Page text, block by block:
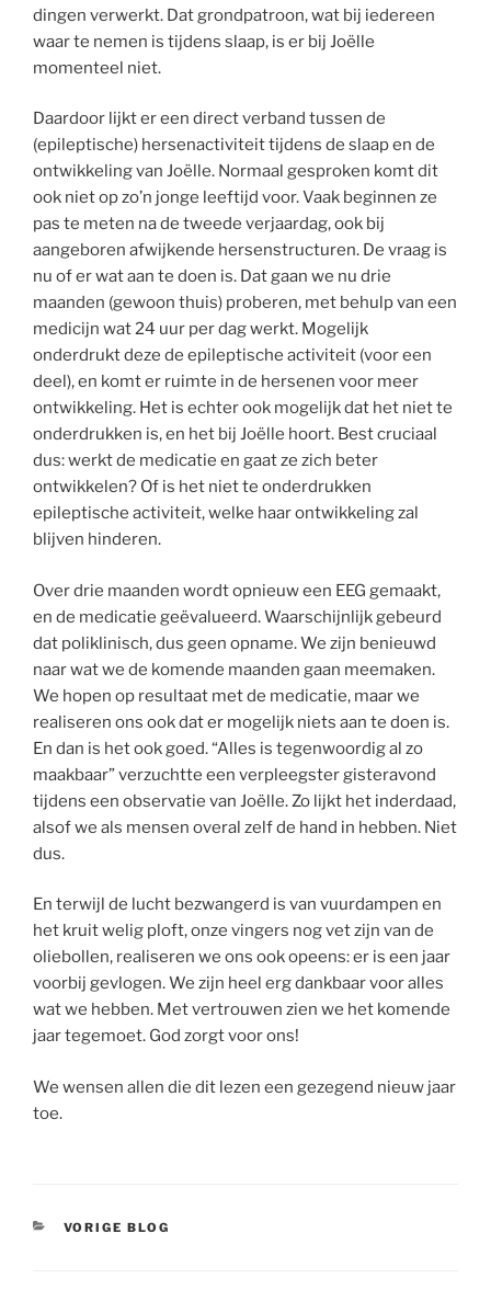
dingen verwerkt. Dat grondpatroon, wat bij iedereen
waar te nemen is tijdens slaap, is er bij Joëlle
momenteel niet.
Daardoor lijkt er een direct verband tussen de
(epileptische) hersenactiviteit tijdens de slaap en de
ontwikkeling van Joëlle. Normaal gesproken komt dit
ook niet op zo’n jonge leeftijd voor. Vaak beginnen ze
pas te meten na de tweede verjaardag, ook bij
aangeboren afwijkende hersenstructuren. De vraag is
nu of er wat aan te doen is. Dat gaan we nu drie
maanden (gewoon thuis) proberen, met behulp van een
medicijn wat 24 uur per dag werkt. Mogelijk
onderdrukt deze de epileptische activiteit (voor een
deel), en komt er ruimte in de hersenen voor meer
ontwikkeling. Het is echter ook mogelijk dat het niet te
onderdrukken is, en het bij Joëlle hoort. Best cruciaal
dus: werkt de medicatie en gaat ze zich beter
ontwikkelen? Of is het niet te onderdrukken
epileptische activiteit, welke haar ontwikkeling zal
blijven hinderen.
Over drie maanden wordt opnieuw een EEG gemaakt,
en de medicatie geëvalueerd. Waarschijnlijk gebeurd
dat poliklinisch, dus geen opname. We zijn benieuwd
naar wat we de komende maanden gaan meemaken.
We hopen op resultaat met de medicatie, maar we
realiseren ons ook dat er mogelijk niets aan te doen is.
En dan is het ook goed. “Alles is tegenwoordig al zo
maakbaar” verzuchtte een verpleegster gisteravond
tijdens een observatie van Joëlle. Zo lijkt het inderdaad,
alsof we als mensen overal zelf de hand in hebben. Niet
dus.
En terwijl de lucht bezwangerd is van vuurdampen en
het kruit welig ploft, onze vingers nog vet zijn van de
oliebollen, realiseren we ons ook opeens: er is een jaar
voorbij gevlogen. We zijn heel erg dankbaar voor alles
wat we hebben. Met vertrouwen zien we het komende
jaar tegemoet. God zorgt voor ons!
We wensen allen die dit lezen een gezegend nieuw jaar
toe.
CATEGORIEËN
VORIGE BLOG